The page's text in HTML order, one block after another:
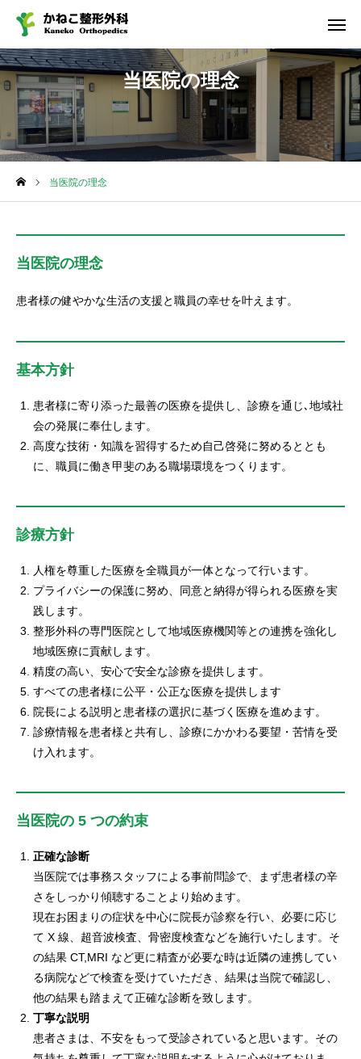
当医院の理念
当医院の理念
当医院の理念
患者様の健やかな生活の支援と職員の幸せを叶えます。
基本方針
患者様に寄り添った最善の医療を提供し、診療を通じ､地域社
会の発展に奉仕します。
高度な技術・知識を習得するため自己啓発に努めるととも
に、職員に働き甲斐のある職場環境をつくります。
診療方針
人権を尊重した医療を全職員が一体となって行います。
プライバシーの保護に努め、同意と納得が得られる医療を実
践します。
整形外科の専門医院として地域医療機関等との連携を強化し
地域医療に貢献します。
精度の高い、安心で安全な診療を提供します。
すべての患者様に公平・公正な医療を提供します
院長による説明と患者様の選択に基づく医療を進めます。
診療情報を患者様と共有し、診療にかかわる要望・苦情を受
け入れます。
当医院の 5 つの約束
正確な診断
当医院では事務スタッフによる事前問診で、まず患者様の辛
さをしっかり傾聴することより始めます。
現在お困まりの症状を中心に院長が診察を行い、必要に応じ
て X 線、超音波検査、骨密度検査などを施行いたします。そ
の結果 CT,MRI など更に精査が必要な時は近隣の連携してい
る病院などで検査を受けていただき、結果は当院で確認し、
他の結果も踏まえて正確な診断を致します。
丁寧な説明
患者さまは、不安をもって受診されていると思います。その
診察受付 診療案内
アクセス
当院について
当医院の理念
診察受付